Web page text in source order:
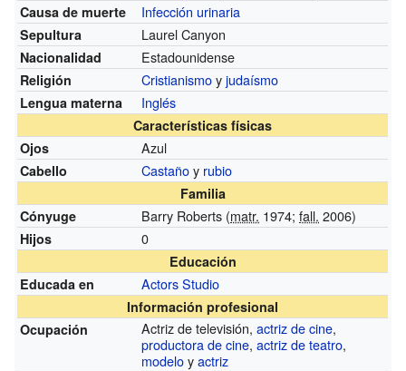
Causa de muerte Infección urinaria
Sepultura Laurel Canyon
Nacionalidad Estadounidense
Religión Cristianismoyjudaísmo
Lengua materna Inglés
Características físicas
Ojos
Azul
Cabello Castañoy rubio
Familia
Cónyuge
Barry Roberts (matr. 1974;fall. 2006)
Hijos 0
Educación
Educada en
Actors Studio
Información profesional
Ocupación
Actriz de televisión,actriz de cine,
productora de cine,actriz de teatro,
modeloyactriz